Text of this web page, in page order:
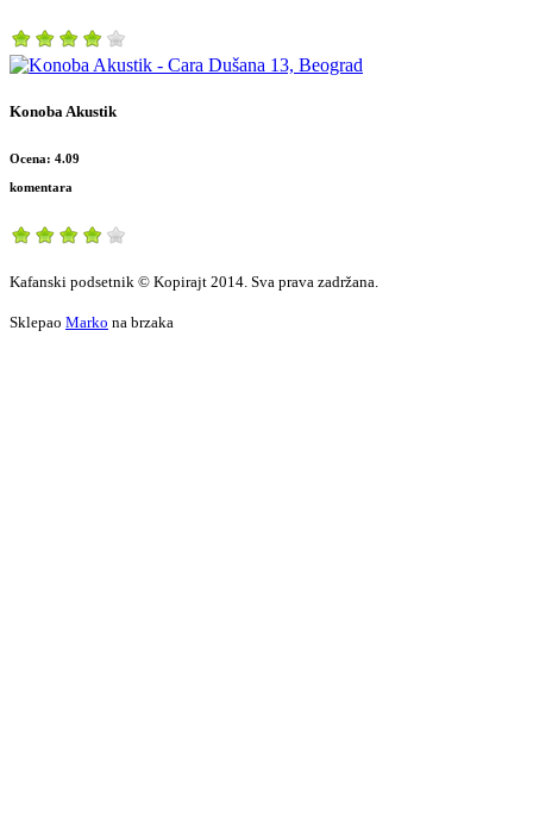
Konoba Akustik
Ocena: 4.09
komentara
Kafanski podsetnik © Kopirajt 2014. Sva prava zadržana.
Sklepao Marko na brzaka